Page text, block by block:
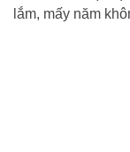
lắm, mấy năm